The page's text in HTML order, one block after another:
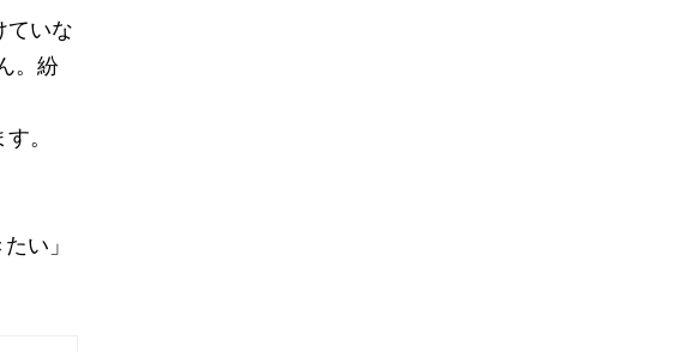
ていな
。紛
。
い」